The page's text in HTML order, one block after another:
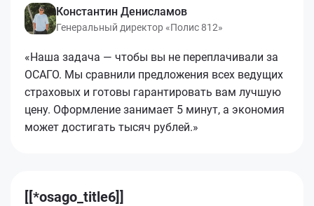
Константин Денисламов
Генеральный директор «Полис 812»
«Наша задача — чтобы вы не переплачивали за
ОСАГО. Мы сравнили предложения всех ведущих
страховых и готовы гарантировать вам лучшую
цену. Оформление занимает 5 минут, а экономия
может достигать тысяч рублей.»
[[*osago_title6]]